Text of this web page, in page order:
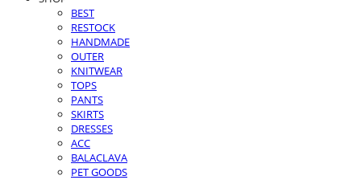
BEST
RESTOCK
HANDMADE
OUTER
KNITWEAR
TOPS
PANTS
SKIRTS
DRESSES
ACC
BALACLAVA
PET GOODS